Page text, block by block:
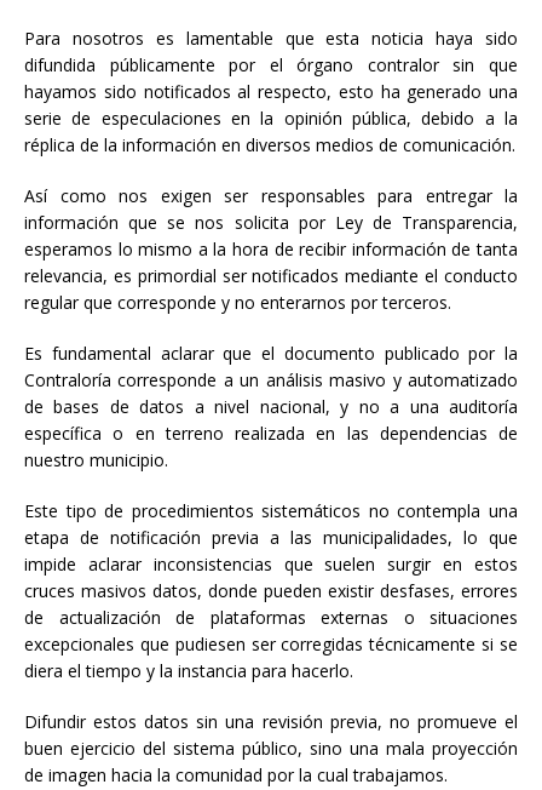
Para nosotros es lamentable que esta noticia haya sido
difundida públicamente por el órgano contralor sin que
hayamos sido notificados al respecto, esto ha generado una
serie de especulaciones en la opinión pública, debido a la
réplica de la información en diversos medios de comunicación.
Así como nos exigen ser responsables para entregar la
información que se nos solicita por Ley de Transparencia,
esperamos lo mismo a la hora de recibir información de tanta
relevancia, es primordial ser notificados mediante el conducto
regular que corresponde y no enterarnos por terceros.
Es fundamental aclarar que el documento publicado por la
Contraloría corresponde a un análisis masivo y automatizado
de bases de datos a nivel nacional, y no a una auditoría
específica o en terreno realizada en las dependencias de
nuestro municipio.
Este tipo de procedimientos sistemáticos no contempla una
etapa de notificación previa a las municipalidades, lo que
impide aclarar inconsistencias que suelen surgir en estos
cruces masivos datos, donde pueden existir desfases, errores
de actualización de plataformas externas o situaciones
excepcionales que pudiesen ser corregidas técnicamente si se
diera el tiempo y la instancia para hacerlo.
Difundir estos datos sin una revisión previa, no promueve el
buen ejercicio del sistema público, sino una mala proyección
de imagen hacia la comunidad por la cual trabajamos.